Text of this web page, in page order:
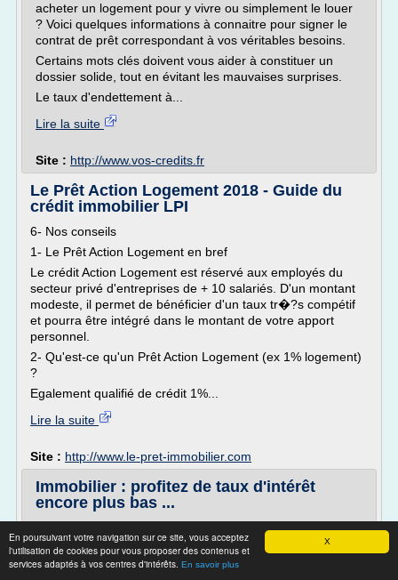
X
En poursuivant votre navigation sur ce site, vous acceptez
l'utilisation de cookies pour vous proposer des contenus et
services adaptés à vos centres d'intérêts. En savoir plus
acheter un logement pour y vivre ou simplement le louer
? Voici quelques informations à connaitre pour signer le
contrat de prêt correspondant à vos véritables besoins.
Certains mots clés doivent vous aider à constituer un
dossier solide, tout en évitant les mauvaises surprises.
Le taux d'endettement à...
Lire la suite
Site : http://www.vos-credits.fr
Le Prêt Action Logement 2018 - Guide du
crédit immobilier LPI
6- Nos conseils
1- Le Prêt Action Logement en bref
Le crédit Action Logement est réservé aux employés du
secteur privé d'entreprises de + 10 salariés. D'un montant
modeste, il permet de bénéficier d'un taux tr�?s compétif
et pourra être intégré dans le montant de votre apport
personnel.
2- Qu'est-ce qu'un Prêt Action Logement (ex 1% logement)
?
Egalement qualifié de crédit 1%...
Lire la suite
Site : http://www.le-pret-immobilier.com
Immobilier : profitez de taux d'intérêt
encore plus bas ...
Cette perspective de baisse des taux conjuguée avec des
prix de l'immobilier plutôt stagnant, voire en recul, devrait
ainsi améliorer les capacités d'achat des candidats à la